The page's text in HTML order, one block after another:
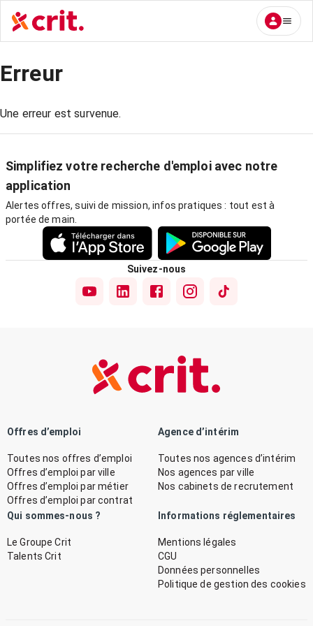
Erreur
Une erreur est survenue.
Simplifiez votre recherche d'emploi avec notre
application
Alertes offres, suivi de mission, infos pratiques : tout est à
portée de main.
Suivez-nous
Offres d’emploi
Toutes nos offres d’emploi
Offres d’emploi par ville
Offres d’emploi par métier
Offres d’emploi par contrat
Agence d’intérim
Toutes nos agences d’intérim
Nos agences par ville
Nos cabinets de recrutement
Qui sommes-nous ?
Le Groupe Crit
Talents Crit
Informations réglementaires
Mentions légales
CGU
Données personnelles
Politique de gestion des cookies